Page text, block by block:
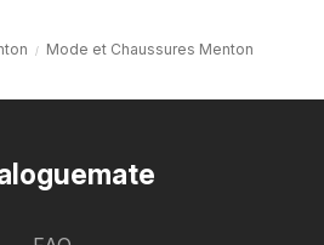
Mode et Chaussures Menton